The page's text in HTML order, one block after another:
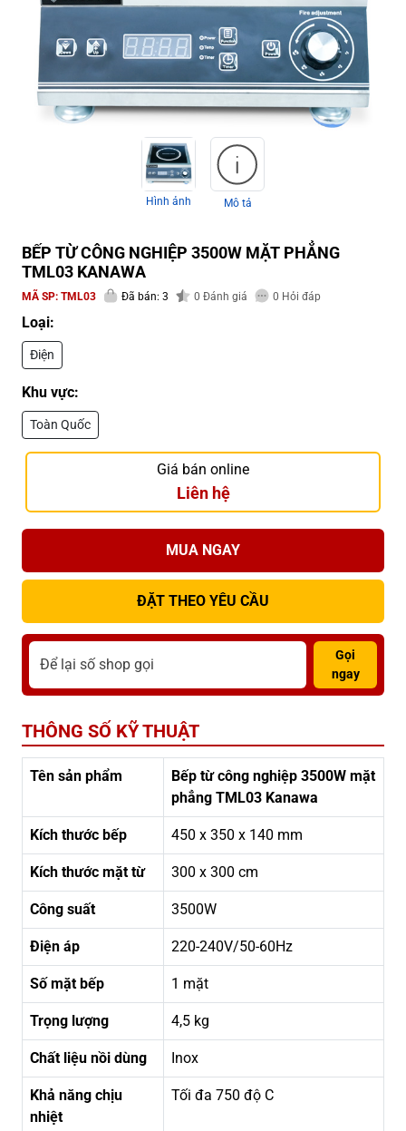
Hình ảnh Mô tả
BẾP TỪ CÔNG NGHIỆP 3500W MẶT PHẲNG
TML03 KANAWA
MÃ SP: TML03 Đã bán: 3 0 Đánh giá 0 Hỏi đáp
Loại:
Điện
Khu vực:
Toàn Quốc
Giá bán online
Liên hệ
MUA NGAY
ĐẶT THEO YÊU CẦU
Gọi
ngay
THÔNG SỐ KỸ THUẬT
Tên sản phẩm
Bếp từ công nghiệp 3500W mặt
phẳng TML03 Kanawa
Kích thước bếp 450 x 350 x 140 mm
Kích thước mặt từ 300 x 300 cm
Công suất 3500W
Điện áp 220-240V/50-60Hz
Số mặt bếp 1 mặt
Trọng lượng 4,5 kg
Chất liệu nồi dùng Inox
Khả năng chịu
nhiệt
Tối đa 750 độ C